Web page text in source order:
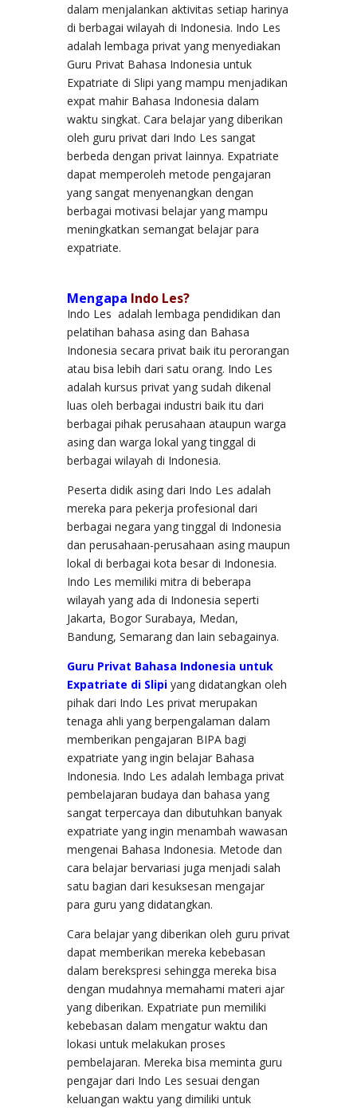
dalam menjalankan aktivitas setiap harinya
di berbagai wilayah di Indonesia. Indo Les
adalah lembaga privat yang menyediakan
Guru Privat Bahasa Indonesia untuk
Expatriate di Slipi yang mampu menjadikan
expat mahir Bahasa Indonesia dalam
waktu singkat. Cara belajar yang diberikan
oleh guru privat dari Indo Les sangat
berbeda dengan privat lainnya. Expatriate
dapat memperoleh metode pengajaran
yang sangat menyenangkan dengan
berbagai motivasi belajar yang mampu
meningkatkan semangat belajar para
expatriate.
Mengapa Indo Les?
Indo Les adalah lembaga pendidikan dan
pelatihan bahasa asing dan Bahasa
Indonesia secara privat baik itu perorangan
atau bisa lebih dari satu orang. Indo Les
adalah kursus privat yang sudah dikenal
luas oleh berbagai industri baik itu dari
berbagai pihak perusahaan ataupun warga
asing dan warga lokal yang tinggal di
berbagai wilayah di Indonesia.
Peserta didik asing dari Indo Les adalah
mereka para pekerja profesional dari
berbagai negara yang tinggal di Indonesia
dan perusahaan-perusahaan asing maupun
lokal di berbagai kota besar di Indonesia.
Indo Les memiliki mitra di beberapa
wilayah yang ada di Indonesia seperti
Jakarta, Bogor Surabaya, Medan,
Bandung, Semarang dan lain sebagainya.
Guru Privat Bahasa Indonesia untuk
Expatriate di Slipi yang didatangkan oleh
pihak dari Indo Les privat merupakan
tenaga ahli yang berpengalaman dalam
memberikan pengajaran BIPA bagi
expatriate yang ingin belajar Bahasa
Indonesia. Indo Les adalah lembaga privat
pembelajaran budaya dan bahasa yang
sangat terpercaya dan dibutuhkan banyak
expatriate yang ingin menambah wawasan
mengenai Bahasa Indonesia. Metode dan
cara belajar bervariasi juga menjadi salah
satu bagian dari kesuksesan mengajar
para guru yang didatangkan.
Cara belajar yang diberikan oleh guru privat
dapat memberikan mereka kebebasan
dalam berekspresi sehingga mereka bisa
dengan mudahnya memahami materi ajar
yang diberikan. Expatriate pun memiliki
kebebasan dalam mengatur waktu dan
lokasi untuk melakukan proses
pembelajaran. Mereka bisa meminta guru
pengajar dari Indo Les sesuai dengan
keluangan waktu yang dimiliki untuk